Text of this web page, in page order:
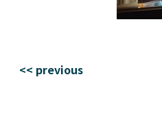
<< previous